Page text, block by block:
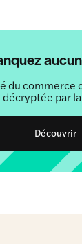
du commerce
décryptée par
Découvrir